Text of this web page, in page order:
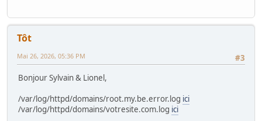
Tôt
#3
Mai 26, 2026, 05:36 PM
Bonjour Sylvain & Lionel,
/var/log/httpd/domains/root.my.be.error.log ici
/var/log/httpd/domains/votresite.com.log ici